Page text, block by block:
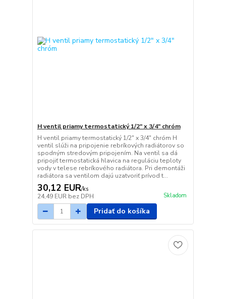
H ventil priamy termostatický 1/2" x 3/4" chróm
H ventil priamy termostatický 1/2" x 3/4" chróm H
ventil slúži na pripojenie rebríkových radiátorov so
spodným stredovým pripojením. Na ventil sa dá
pripojiť termostatická hlavica na reguláciu teploty
vody v telese rebríkového radiátora. Pri demontáži
radiátora sa ventilom dajú uzatvoriť prívod t...
30,12 EUR/ks
24,49 EUR bez DPH Skladom
Pridať do košíka